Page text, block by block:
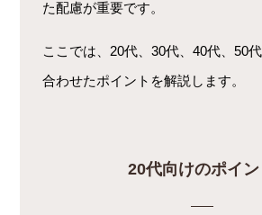
た配慮が重要です。
ここでは、20代、30代、40代、50
合わせたポイントを解説します。
20代向けのポイン